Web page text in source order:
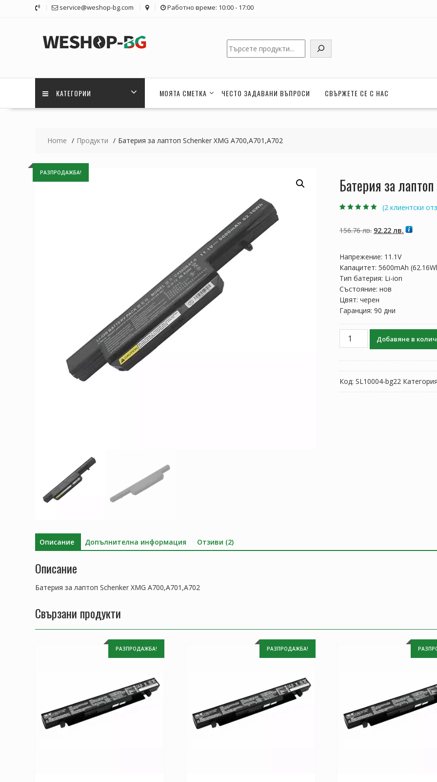
service@weshop-bg.com Работно време: 10:00 - 17:00
Търсене
КАТЕГОРИИ МОЯТА СМЕТКА ЧЕСТО ЗАДАВАНИ ВЪПРОСИ СВЪРЖЕТЕ СЕ С НАС
Home Продукти Батерия за лаптоп Schenker XMG A700,A701,A702
РАЗПРОДАЖБА!
Батерия за
потребителски
оценки
(2 клиентски
156.76лв. Original
156.76 лв..
92.22 лв. Текущата
Напрежение: 11.1V
Капацитет: 5600mAh
Тип батерия: Li-ion
Състояние: нов
Цвят: черен
Гаранция: 90 дни
количество
лаптоп
Schenker
Добавяне в
Код: SL10004-bg22
Описание Допълнителна информация Отзиви (2)
Описание
Батерия за лаптоп Schenker XMG A700,A701,A702
Свързани продукти
РАЗПРОДАЖБА! РАЗПРОДАЖБА!